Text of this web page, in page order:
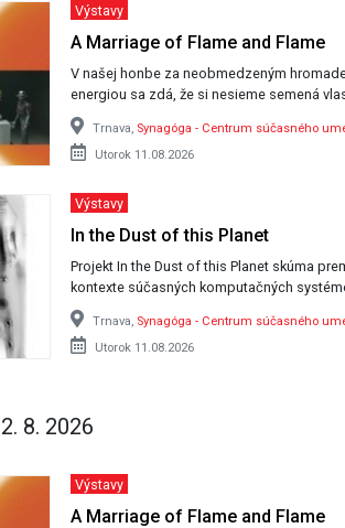
Výstavy
A Marriage of Flame and Flame
V našej honbe za neobmedzeným
energiou sa zdá, že si nesieme semená
Trnava, Synagóga - Centrum súčasného
Utorok 11.08.2026
Výstavy
In the Dust of this Planet
Projekt In the Dust of this Planet skúma
kontexte súčasných komputačných
Trnava, Synagóga - Centrum súčasného
Utorok 11.08.2026
8. 2026
Výstavy
A Marriage of Flame and Flame